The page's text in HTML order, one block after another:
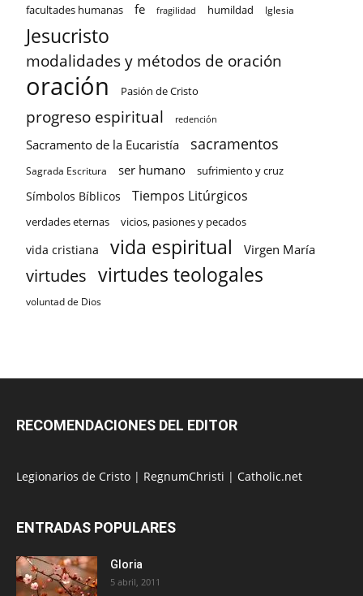
facultades humanas fe fragilidad humildad Iglesia
Jesucristo
modalidades y métodos de oración
oración Pasión de Cristo
progreso espiritual redención
Sacramento de la Eucaristía sacramentos
Sagrada Escritura ser humano sufrimiento y cruz
Símbolos Bíblicos Tiempos Litúrgicos
verdades eternas vicios, pasiones y pecados
vida cristiana vida espiritual Virgen María
virtudes virtudes teologales
voluntad de Dios
RECOMENDACIONES DEL EDITOR
Legionarios de Cristo | RegnumChristi | Catholic.net
ENTRADAS POPULARES
Gloria
5 abril, 2011